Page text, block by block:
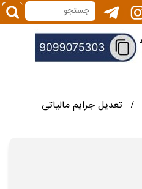
/ تعدیل جرایم مالیاتی